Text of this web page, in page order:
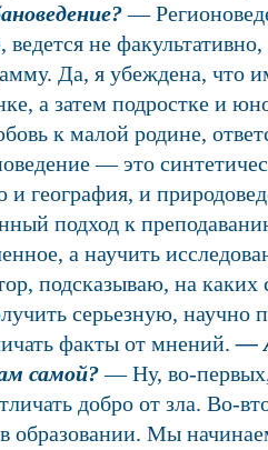
—
ведется не
Да, я убеждена, что
а затем подростке и
к малой родине,
— это
и география, и
подход к
а научить
подсказываю, на каких
серьезную, научно
факты от мнений.—
самой?— Ну, во-первых,
добро от зла. Во-
образовании. Мы